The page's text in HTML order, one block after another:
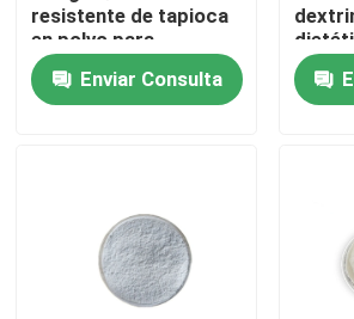
Productos
Sobre nosotros
Control de calidad
Éntrenos en contacto con
resistente de tapioca
en polvo para
caramelos
Enviar Consulta